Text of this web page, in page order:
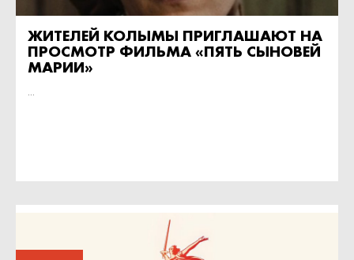
ЖИТЕЛЕЙ КОЛЫМЫ ПРИГЛАШАЮТ НА
ПРОСМОТР ФИЛЬМА «ПЯТЬ СЫНОВЕЙ
МАРИИ»
...